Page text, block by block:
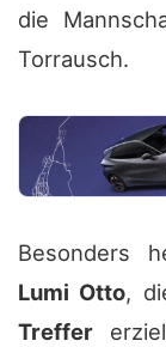
die
Torrausch.
Besonders
Lumi Otto,
Treffer